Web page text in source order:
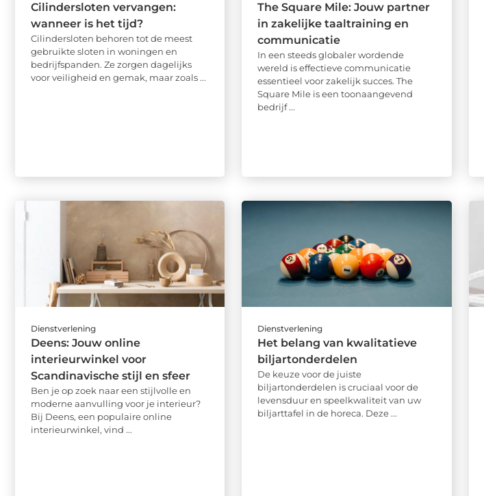
Cilindersloten vervangen:
wanneer is het tijd?
Cilindersloten behoren tot de meest
gebruikte sloten in woningen en
bedrijfspanden. Ze zorgen dagelijks
voor veiligheid en gemak, maar zoals ...
The Square Mile: Jouw partner
in zakelijke taaltraining en
communicatie
In een steeds globaler wordende
wereld is effectieve communicatie
essentieel voor zakelijk succes. The
Square Mile is een toonaangevend
bedrijf ...
Dienstverlening
Deens: Jouw online
interieurwinkel voor
Scandinavische stijl en sfeer
Ben je op zoek naar een stijlvolle en
moderne aanvulling voor je interieur?
Bij Deens, een populaire online
interieurwinkel, vind ...
Dienstverlening
Het belang van kwalitatieve
biljartonderdelen
De keuze voor de juiste
biljartonderdelen is cruciaal voor de
levensduur en speelkwaliteit van uw
biljarttafel in de horeca. Deze ...